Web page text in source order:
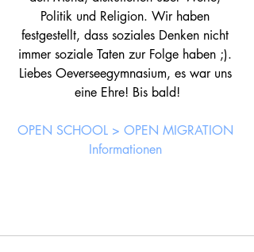
Politik und Religion. Wir haben
festgestellt, dass soziales Denken nicht
immer soziale Taten zur Folge haben ;).
Liebes Oeverseegymnasium, es war uns
eine Ehre! Bis bald!
OPEN SCHOOL > OPEN MIGRATION
Informationen